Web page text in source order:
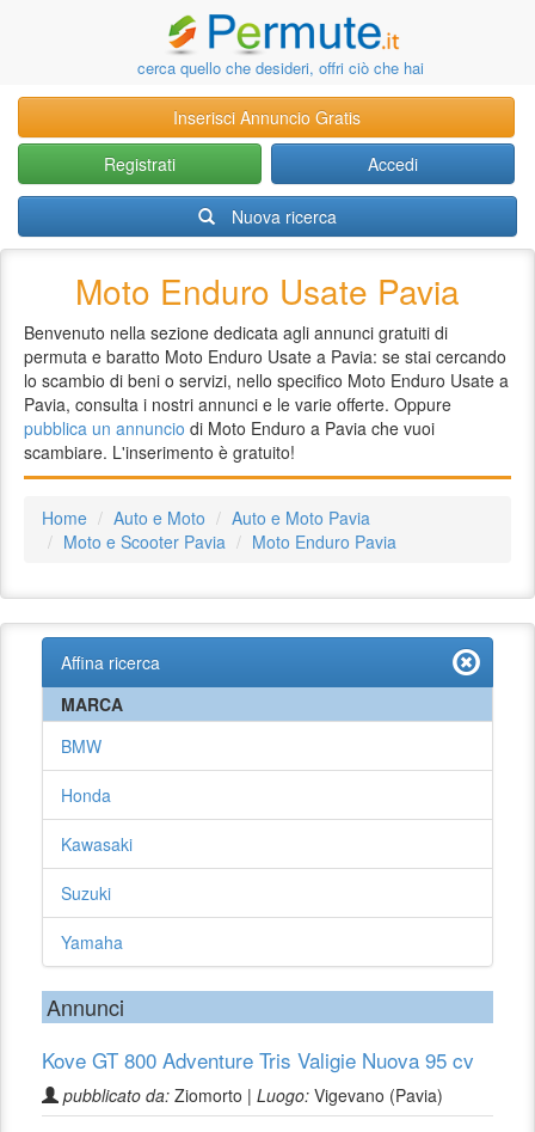
cerca quello che desideri, offri ciò che hai
Inserisci Annuncio Gratis
Registrati
Accedi
Nuova ricerca
Moto Enduro Usate Pavia
Benvenuto nella sezione dedicata agli annunci gratuiti di
permuta e baratto Moto Enduro Usate a Pavia: se stai cercando
lo scambio di beni o servizi, nello specifico Moto Enduro Usate a
Pavia, consulta i nostri annunci e le varie offerte. Oppure
pubblica un annuncio di Moto Enduro a Pavia che vuoi
scambiare. L'inserimento è gratuito!
Home Auto e Moto
Auto e Moto Pavia
Moto e Scooter Pavia
Moto Enduro Pavia
Affina ricerca
MARCA
BMW
Honda
Kawasaki
Suzuki
Yamaha
Annunci
Kove GT 800 Adventure Tris Valigie Nuova 95 cv
pubblicato da: Ziomorto | Luogo: Vigevano (Pavia)